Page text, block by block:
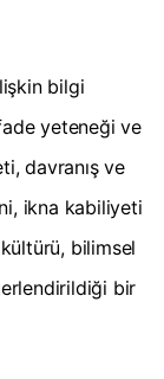
bilgi
yeteneği ve
davranış ve
ikna kabiliyeti
kültürü, bilimsel
bir